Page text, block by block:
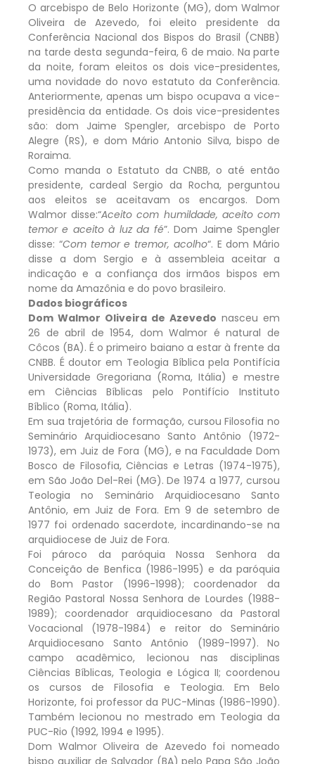
O arcebispo de Belo Horizonte (MG), dom Walmor
Oliveira de Azevedo, foi eleito presidente da
Conferência Nacional dos Bispos do Brasil (CNBB)
na tarde desta segunda-feira, 6 de maio. Na parte
da noite, foram eleitos os dois vice-presidentes,
uma novidade do novo estatuto da Conferência.
Anteriormente, apenas um bispo ocupava a vice-
presidência da entidade. Os dois vice-presidentes
são: dom Jaime Spengler, arcebispo de Porto
Alegre (RS), e dom Mário Antonio Silva, bispo de
Roraima.
Como manda o Estatuto da CNBB, o até então
presidente, cardeal Sergio da Rocha, perguntou
aos eleitos se aceitavam os encargos. Dom
Walmor disse:“Aceito com humildade, aceito com
temor e aceito à luz da fé”. Dom Jaime Spengler
disse: “Com temor e tremor, acolho“. E dom Mário
disse a dom Sergio e à assembleia aceitar a
indicação e a confiança dos irmãos bispos em
nome da Amazônia e do povo brasileiro.
Dados biográficos
Dom Walmor Oliveira de Azevedo nasceu em
26 de abril de 1954, dom Walmor é natural de
Côcos (BA). É o primeiro baiano a estar à frente da
CNBB. É doutor em Teologia Bíblica pela Pontifícia
Universidade Gregoriana (Roma, Itália) e mestre
em Ciências Bíblicas pelo Pontifício Instituto
Bíblico (Roma, Itália).
Em sua trajetória de formação, cursou Filosofia no
Seminário Arquidiocesano Santo Antônio (1972-
1973), em Juiz de Fora (MG), e na Faculdade Dom
Bosco de Filosofia, Ciências e Letras (1974-1975),
em São João Del-Rei (MG). De 1974 a 1977, cursou
Teologia no Seminário Arquidiocesano Santo
Antônio, em Juiz de Fora. Em 9 de setembro de
1977 foi ordenado sacerdote, incardinando-se na
arquidiocese de Juiz de Fora.
Foi pároco da paróquia Nossa Senhora da
Conceição de Benfica (1986-1995) e da paróquia
do Bom Pastor (1996-1998); coordenador da
Região Pastoral Nossa Senhora de Lourdes (1988-
1989); coordenador arquidiocesano da Pastoral
Vocacional (1978-1984) e reitor do Seminário
Arquidiocesano Santo Antônio (1989-1997). No
campo acadêmico, lecionou nas disciplinas
Ciências Bíblicas, Teologia e Lógica II; coordenou
os cursos de Filosofia e Teologia. Em Belo
Horizonte, foi professor da PUC-Minas (1986-1990).
Também lecionou no mestrado em Teologia da
PUC-Rio (1992, 1994 e 1995).
Dom Walmor Oliveira de Azevedo foi nomeado